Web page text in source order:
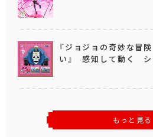
『ジョジョの奇妙な冒
い』 感知して動く シ
もっと見る